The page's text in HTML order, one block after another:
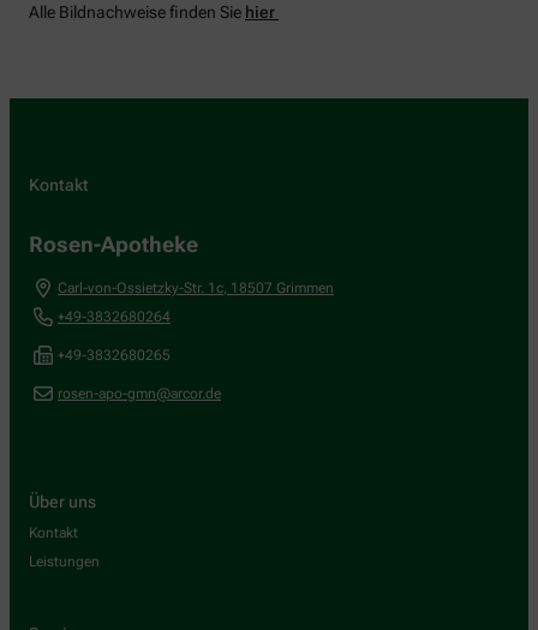
Alle Bildnachweise finden Sie hier
Kontakt
Rosen-Apotheke
Carl-von-Ossietzky-Str. 1c 18507 Grimmen
+49-3832680264
+49-3832680265
rosen-apo-gmn@arcor.de
Über uns
Kontakt
Leistungen